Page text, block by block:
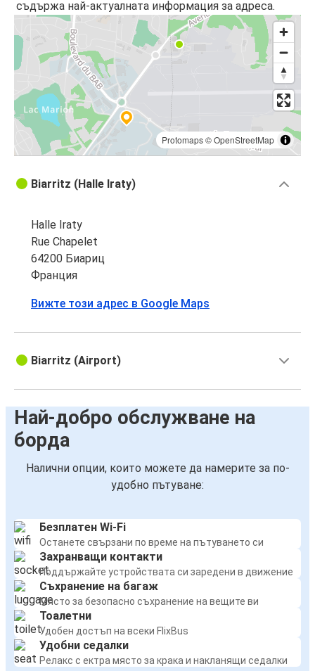
съдържа най-актуалната информация за адреса.
Protomaps©OpenStreetMap
Biarritz (Halle Iraty)
Halle Iraty
Rue Chapelet
64200 Биариц
Франция
Вижте този адрес в Google Maps
Biarritz (Airport)
Най-добро обслужване на
борда
Налични опции, които можете да намерите за по-
удобно пътуване:
Безплатен Wi-Fi
Останете свързани по време на пътуването си
Захранващи контакти
Поддържайте устройствата си заредени в движение
Съхранение на багаж
Място за безопасно съхранение на вещите ви
Тоалетни
Удобен достъп на всеки FlixBus
Удобни седалки
Релакс с ектра място за крака и накланящи седалки